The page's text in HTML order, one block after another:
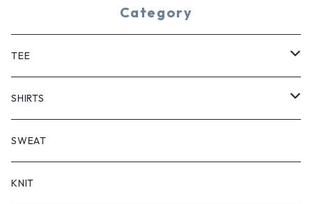
Category
TEE
SHORT SLEEVE
LONG SLEEVE
SHIRTS
SHORT SLEEVE
LONG SLEEVE
SWEAT
KNIT